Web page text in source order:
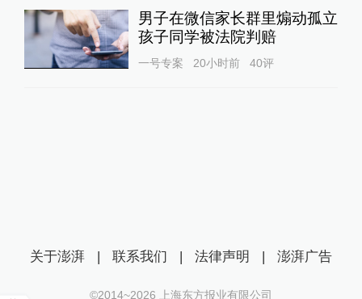
男子在微信家长群里煽动孤立
孩子同学被法院判赔
一号专案 20小时前 40评
关于澎湃 | 联系我们 | 法律声明 | 澎湃广告
©2014~2026 上海东方报业有限公司